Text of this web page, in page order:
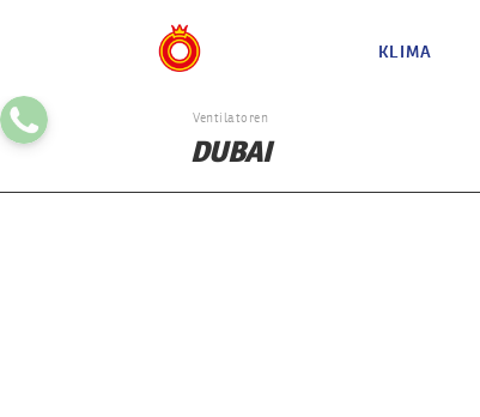
KLIMA
Ventilatoren
DUBAI